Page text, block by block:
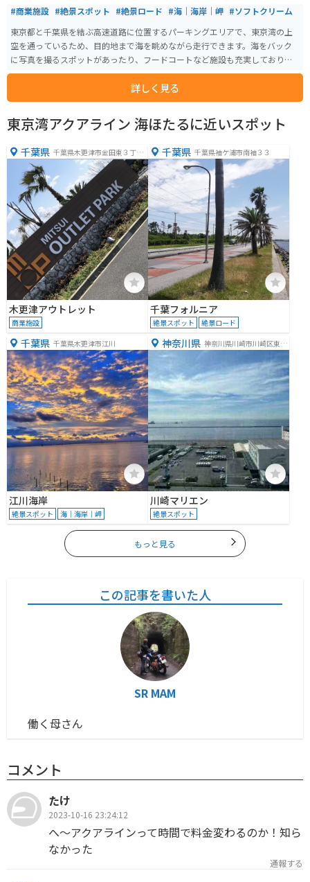
#商業施設 #絶景スポット #絶景ロード #海｜海岸｜岬 #ソフトクリーム
東京都と千葉県を結ぶ高速道路に位置するパーキングエリアで、東京湾の上
空を通っているため、目的地まで海を眺めながら走行できます。海をバック
に写真を撮るスポットがあったり、フードコートなど施設も充実しており大
人子供関係なく、楽しめます。
詳しく見る
東京湾アクアライン 海ほたるに近いスポット
千葉県 千葉県木更津市金田東３丁目
１−１
木更津アウトレット
商業施設
千葉県 千葉県袖ケ浦市南袖３３
千葉フォルニア
絶景スポット 絶景ロード
千葉県 千葉県木更津市江川
江川海岸
絶景スポット 海｜海岸｜岬
神奈川県 神奈川県川崎市川崎区東扇
川崎マリエン
絶景スポット
もっと見る
この記事を書いた人
SR MAM
働く母さん
コメント
たけ
2023-10-16 23:24:12
へ〜アクアラインって時間で料金変わるのか！知ら
なかった
通報する